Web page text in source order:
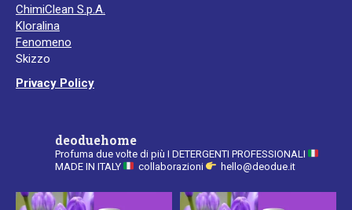
in
new
window
in
new
ChimiClean S.p.A.
Kloralina
Fenomeno
Skizzo
Privacy Policy
deoduehome
Profuma due volte di più I DETERGENTI PROFESSIONALI
MADE IN ITALY
collaborazioni hello@deodue.it